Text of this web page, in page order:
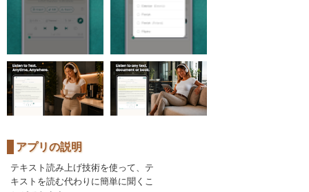
アプリの説明
テキスト読み上げ技術を使って、テ
キストを読む代わりに簡単に聞くこ